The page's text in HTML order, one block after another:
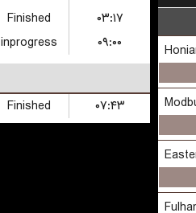
Finished
۰۳:۱۷
inprogress
۰۹:۰۰
Finished ۰۷:۴۳